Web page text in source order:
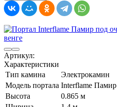
Артикул:
Характеристики
Тип камина
Электрокамин
Модель портала Interflame Памир
Высота
0.865 м